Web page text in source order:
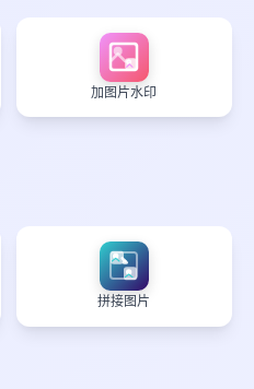
加图片水印
拼接图片